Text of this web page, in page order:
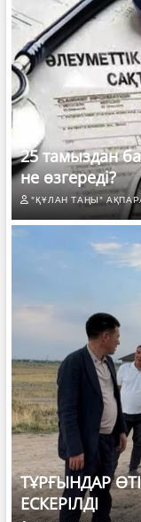
25 тамыздан
не өзгереді?
"ҚҰЛАН ТАҢЫ"
ТҰРҒЫНДАР
ЕСКЕРІЛДІ